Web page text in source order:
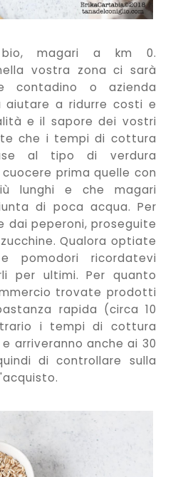
bio, magari a km 0.
vostra zona ci sarà
contadino o azienda
aiutare a ridurre costi e
e il sapore dei vostri
che i tempi di cottura
al tipo di verdura
prima quelle con
lunghi e che magari
di poca acqua. Per
peperoni, proseguite
Qualora optiate
pomodori ricordatevi
per ultimi. Per quanto
trovate prodotti
rapida (circa 10
i tempi di cottura
arriveranno anche ai 30
di controllare sulla